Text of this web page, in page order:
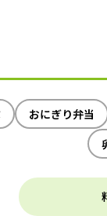
おにぎり弁当